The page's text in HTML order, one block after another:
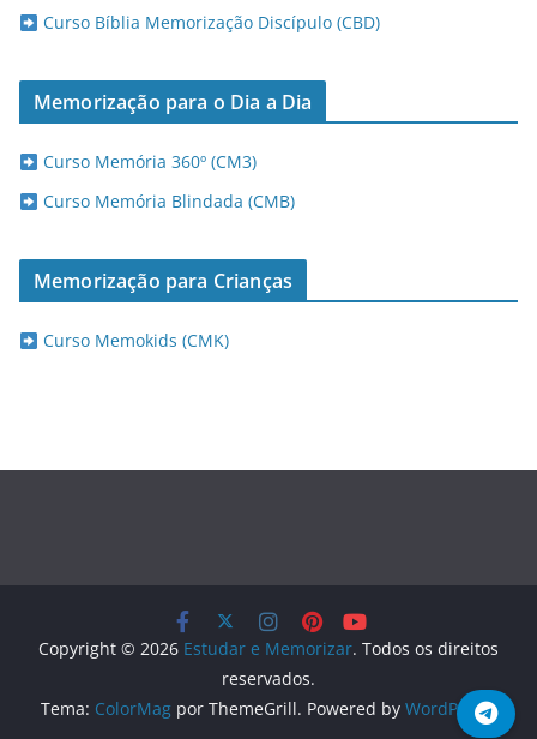
Curso Bíblia Memorização Discípulo (CBD)
Memorização para o Dia a Dia
Curso Memória 360º (CM3)
Curso Memória Blindada (CMB)
Memorização para Crianças
Curso Memokids (CMK)
Copyright © 2026 Estudar e Memorizar. Todos os direitos
reservados.
Tema: ColorMag por ThemeGrill. Powered by WordPress.